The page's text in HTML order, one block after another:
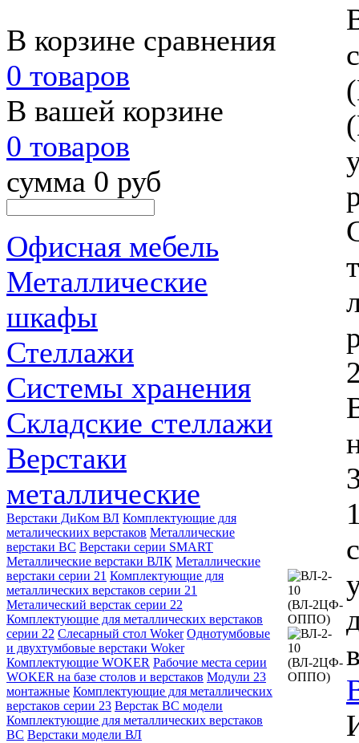
В корзине сравнения
0 товаров
В вашей корзине
0 товаров
сумма 0 руб
Офисная мебель
Металлические
шкафы
Стеллажи
Системы хранения
Складские стеллажи
Верстаки
металлические
Верстаки ДиКом ВЛ Комплектующие для
металическиих верстаков Металлические
верстаки ВС Верстаки серии SMART
Металлические верстаки ВЛК Металлические
верстаки серии 21 Комплектующие для
металлических верстаков серии 21
Металический верстак серии 22
Комплектующие для металлических верстаков
серии 22 Слесарный стол Woker Однотумбовые
и двухтумбовые верстаки Woker
Комплектующие WOKER Рабочие места серии
WOKER на базе столов и верстаков Модули 23
монтажные Комплектующие для металлических
верстаков серии 23 Верстак ВС модели
Комплектующие для металлических верстаков
ВС Верстаки модели ВЛ